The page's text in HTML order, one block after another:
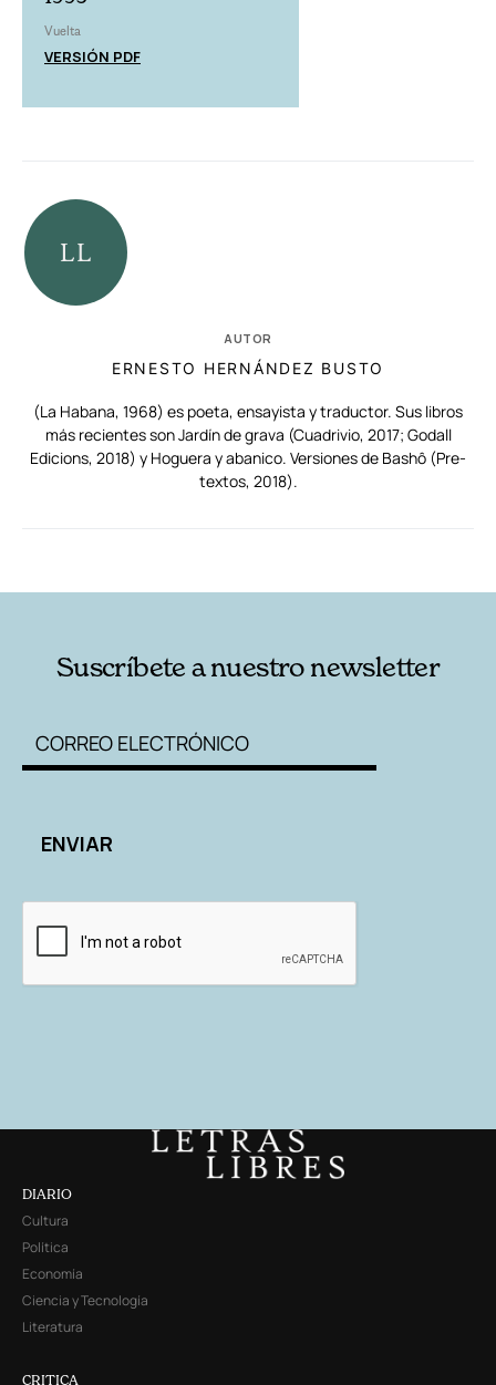
Vuelta
VERSIÓN PDF
AUTOR
ERNESTO HERNÁNDEZ BUSTO
(La Habana, 1968) es poeta, ensayista y traductor. Sus libros
más recientes son Jardín de grava (Cuadrivio, 2017; Godall
Edicions, 2018) y Hoguera y abanico. Versiones de Bashô (Pre-
textos, 2018).
Suscríbete a nuestro newsletter
DIARIO
Cultura
Política
Economía
Ciencia y Tecnología
Literatura
CRITICA